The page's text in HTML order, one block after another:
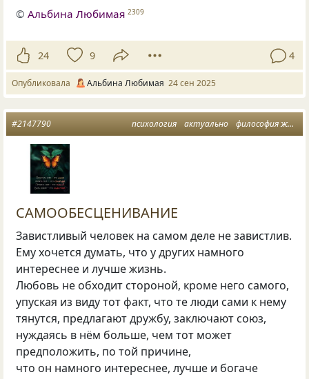
©Альбина Любимая 2309
24 9 4
Опубликовала Альбина Любимая 24 сен 2025
психология актуально философия жизни
#2147790
САМООБЕСЦЕНИВАНИЕ
Завистливый человек на самом деле не завистлив.
Ему хочется думать, что у других намного
интереснее и лучше жизнь.
Любовь не обходит стороной, кроме него самого,
упуская из виду тот факт, что те люди сами к нему
тянутся, предлагают дружбу, заключают союз,
нуждаясь в нём больше, чем тот может
предположить, по той причине,
что он намного интереснее, лучше и богаче